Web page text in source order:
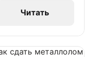
Читать